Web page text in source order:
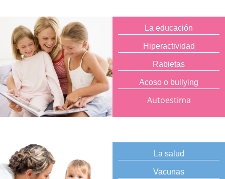
La educación
Hiperactividad
Rabietas
Acoso o bullying
Autoestima
La salud
Vacunas